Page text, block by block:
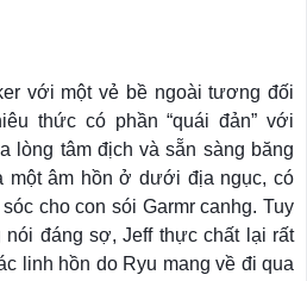
với một vẻ bề ngoài tương đối
thức có phần “quái đản” với
lòng tâm địch và sẵn sàng băng
một âm hồn ở dưới địa ngục, có
cho con sói Garmr canhg. Tuy
nói đáng sợ, Jeff thực chất lại rất
linh hồn do Ryu mang về đi qua